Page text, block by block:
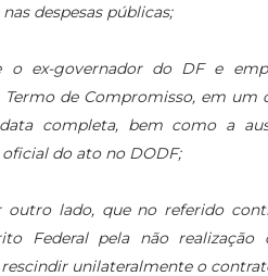
despesas públicas;
ex-governador do DF e
de Compromisso, em um
completa, bem como a
do ato no DODF;
outro lado, que no referido
Federal pela não realização
unilateralmente o